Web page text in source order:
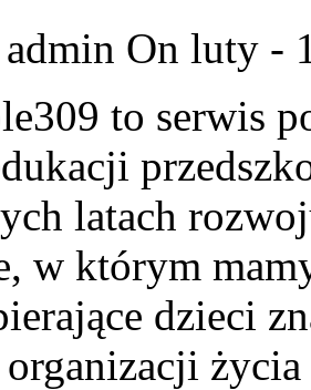
On luty -
to serwis
latach
w którym
dzieci